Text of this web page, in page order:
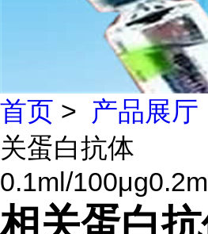
首页 > 产品展厅
关蛋白抗体
0.1ml/
相关蛋白